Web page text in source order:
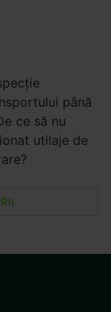
până
ce să nu
utilaje de